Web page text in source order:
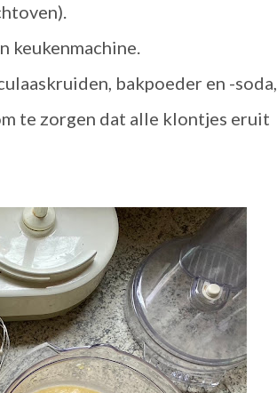
keukenmachine.
bakpoeder en -soda,
te zorgen dat alle klontjes eruit